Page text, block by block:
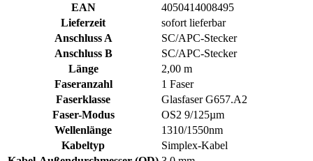
EAN
4050414008495
Lieferzeit
sofort lieferbar
Anschluss A
SC/APC-Stecker
Anschluss B
SC/APC-Stecker
Länge
2,00 m
Faseranzahl
1 Faser
Faserklasse
Glasfaser G657.A2
Faser-Modus
OS2 9/125µm
Wellenlänge
1310/1550nm
Kabeltyp
Simplex-Kabel